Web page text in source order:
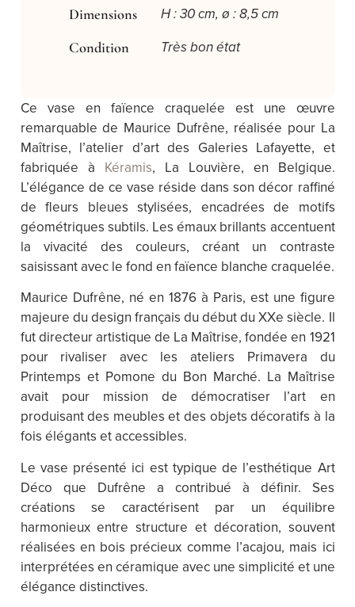
Dimensions H : 30 cm, ø : 8,5 cm
Condition Très bon état
Ce vase en faïence craquelée est une œuvre
remarquable de Maurice Dufrêne, réalisée pour La
Maîtrise, l’atelier d’art des Galeries Lafayette, et
fabriquée à Kéramis, La Louvière, en Belgique.
L’élégance de ce vase réside dans son décor raffiné
de fleurs bleues stylisées, encadrées de motifs
géométriques subtils. Les émaux brillants accentuent
la vivacité des couleurs, créant un contraste
saisissant avec le fond en faïence blanche craquelée.
Maurice Dufrêne, né en 1876 à Paris, est une figure
majeure du design français du début du XXe siècle. Il
fut directeur artistique de La Maîtrise, fondée en 1921
pour rivaliser avec les ateliers Primavera du
Printemps et Pomone du Bon Marché. La Maîtrise
avait pour mission de démocratiser l’art en
produisant des meubles et des objets décoratifs à la
fois élégants et accessibles.
Le vase présenté ici est typique de l’esthétique Art
Déco que Dufrêne a contribué à définir. Ses
créations se caractérisent par un équilibre
harmonieux entre structure et décoration, souvent
réalisées en bois précieux comme l’acajou, mais ici
interprétées en céramique avec une simplicité et une
élégance distinctives​.